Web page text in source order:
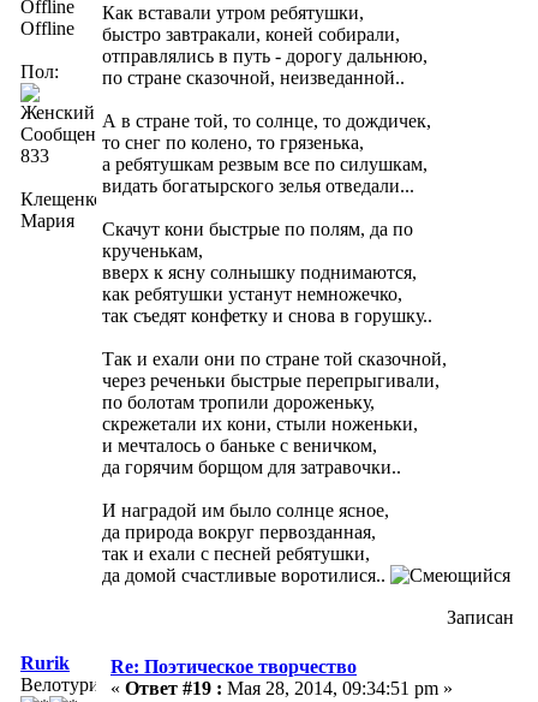
Offline
Пол:
Сообщений:
833
Клещенко
Мария
Как вставали утром ребятушки,
быстро завтракали, коней собирали,
отправлялись в путь - дорогу дальнюю,
по стране сказочной, неизведанной..
А в стране той, то солнце, то дождичек,
то снег по колено, то грязенька,
а ребятушкам резвым все по силушкам,
видать богатырского зелья отведали...
Скачут кони быстрые по полям, да по
крученькам,
вверх к ясну солнышку поднимаются,
как ребятушки устанут немножечко,
так съедят конфетку и снова в горушку..
Так и ехали они по стране той сказочной,
через реченьки быстрые перепрыгивали,
по болотам тропили дороженьку,
скрежетали их кони, стыли ноженьки,
и мечталось о баньке с веничком,
да горячим борщом для затравочки..
И наградой им было солнце ясное,
да природа вокруг первозданная,
так и ехали с песней ребятушки,
да домой счастливые воротилися..
Записан
Rurik
Велотурист
Re: Поэтическое творчество
« Ответ #19 : Мая 28, 2014, 09:34:51 pm »